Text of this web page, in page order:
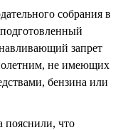
собрания в
запрет
не имеющих
бензина или
пояснили, что